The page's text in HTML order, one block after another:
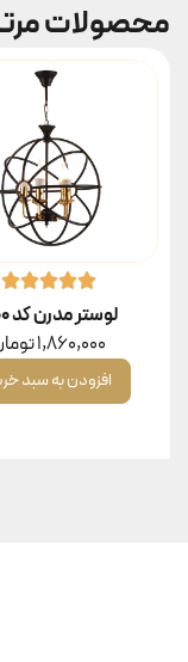
محصولات
لوستر مدرن کد ۴۰۰
1,860,000
افزودن به سبد